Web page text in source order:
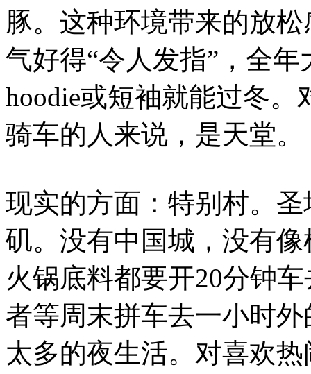
豚。这种环境带来的放
气好得“令人发指”，全
hoodie或短袖就能过冬
骑车的人来说，是天堂。
现实的方面：特别村。
矶。没有中国城，没有
火锅底料都要开20分钟
者等周末拼车去一小时
太多的夜生活。对喜欢